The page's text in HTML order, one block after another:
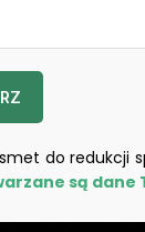
do redukcji
są